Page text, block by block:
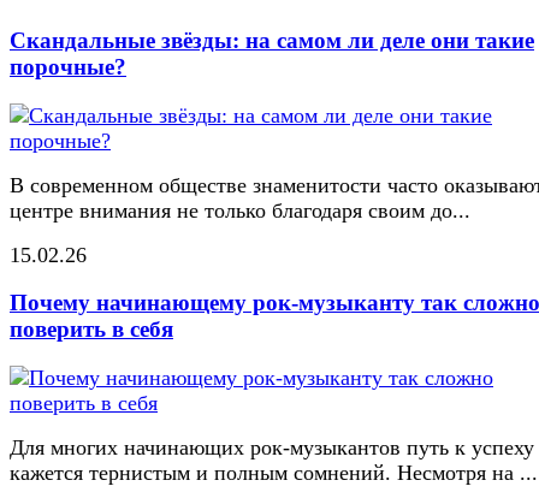
Скандальные звёзды: на самом ли деле они такие
порочные?
В современном обществе знаменитости часто
центре внимания не только благодаря своим до...
15.02.26
Почему начинающему рок-музыканту так сложно
поверить в себя
Для многих начинающих рок-музыкантов путь к успеху
кажется тернистым и полным сомнений. Несмотря на ...